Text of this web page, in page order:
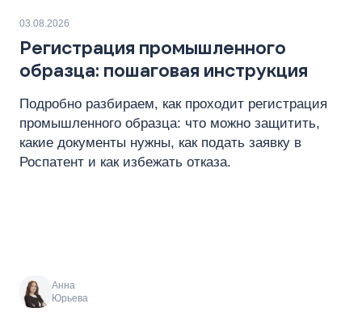
03.08.2026
Регистрация промышленного
образца: пошаговая инструкция
Подробно разбираем, как проходит регистрация
промышленного образца: что можно защитить,
какие документы нужны, как подать заявку в
Роспатент и как избежать отказа.
Анна
Юрьева